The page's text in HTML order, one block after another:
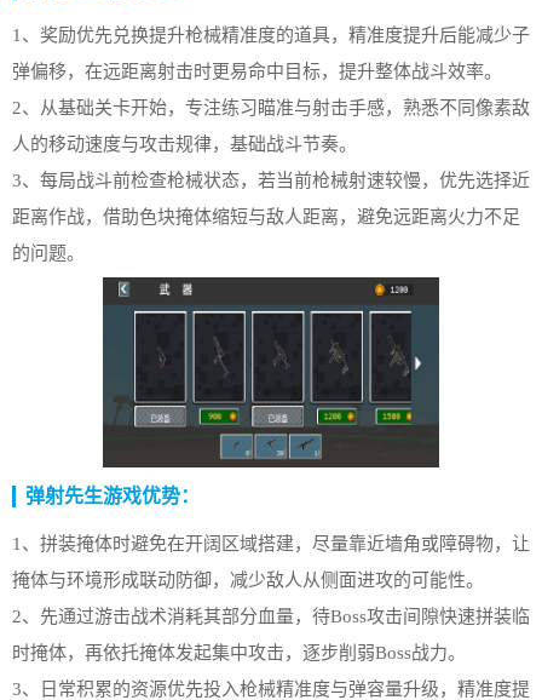
1、奖励优先兑换提升枪械精准度的道具，精准度提升后能减少子
弹偏移，在远距离射击时更易命中目标，提升整体战斗效率。
2、从基础关卡开始，专注练习瞄准与射击手感，熟悉不同像素敌
人的移动速度与攻击规律，基础战斗节奏。
3、每局战斗前检查枪械状态，若当前枪械射速较慢，优先选择近
距离作战，借助色块掩体缩短与敌人距离，避免远距离火力不足
的问题。
弹射先生游戏优势：
1、拼装掩体时避免在开阔区域搭建，尽量靠近墙角或障碍物，让
掩体与环境形成联动防御，减少敌人从侧面进攻的可能性。
2、先通过游击战术消耗其部分血量，待Boss攻击间隙快速拼装临
时掩体，再依托掩体发起集中攻击，逐步削弱Boss战力。
3、日常积累的资源优先投入枪械精准度与弹容量升级，精准度提